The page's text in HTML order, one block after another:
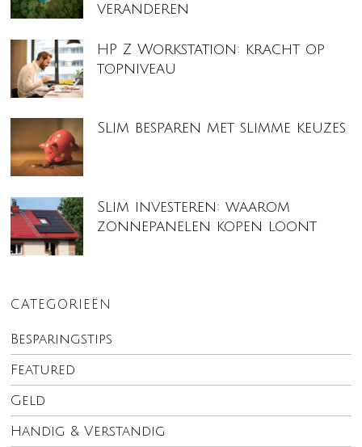
veranderen
HP Z Workstation: kracht op
topniveau
Slim besparen met slimme keuzes
Slim investeren: waarom
zonnepanelen kopen loont
CATEGORIEËN
Besparingstips
Featured
Geld
Handig & Verstandig